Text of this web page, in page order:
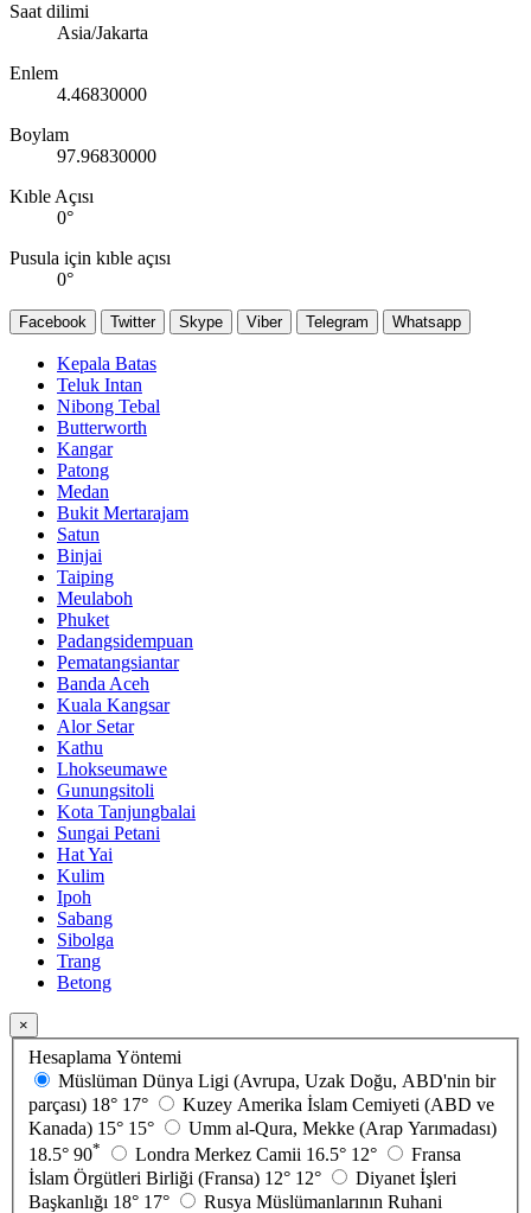
Saat dilimi
Asia/Jakarta
Enlem
4.46830000
Boylam
97.96830000
Kıble Açısı
0°
Pusula için kıble açısı
0°
Facebook Twitter Skype Viber Telegram Whatsapp
Kepala Batas
Teluk Intan
Nibong Tebal
Butterworth
Kangar
Patong
Medan
Bukit Mertarajam
Satun
Binjai
Taiping
Meulaboh
Phuket
Padangsidempuan
Pematangsiantar
Banda Aceh
Kuala Kangsar
Alor Setar
Kathu
Lhokseumawe
Gunungsitoli
Kota Tanjungbalai
Sungai Petani
Hat Yai
Kulim
Ipoh
Sabang
Sibolga
Trang
Betong
×
Hesaplama Yöntemi
Müslüman Dünya Ligi (Avrupa, Uzak Doğu, ABD'nin bir
parçası) 18° 17°
Kuzey Amerika İslam Cemiyeti (ABD ve
Kanada) 15° 15°
Umm al-Qura, Mekke (Arap Yarımadası)
18.5° 90* Londra Merkez Camii 16.5° 12°
Fransa
İslam Örgütleri Birliği (Fransa) 12° 12°
Diyanet İşleri
Başkanlığı 18° 17° Rusya Müslümanlarının Ruhani